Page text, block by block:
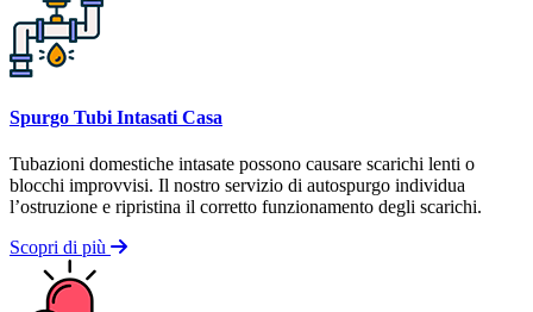
Spurgo Tubi Intasati Casa
Tubazioni domestiche intasate possono causare scarichi lenti o
blocchi improvvisi. Il nostro servizio di autospurgo individua
l’ostruzione e ripristina il corretto funzionamento degli scarichi.
Scopri di più